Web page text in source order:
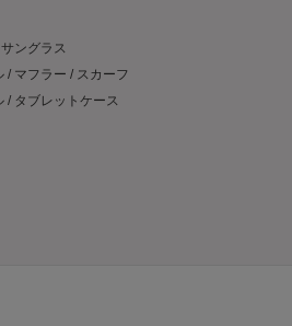
ングラス
/ マフラー / スカーフ
/ タブレットケース